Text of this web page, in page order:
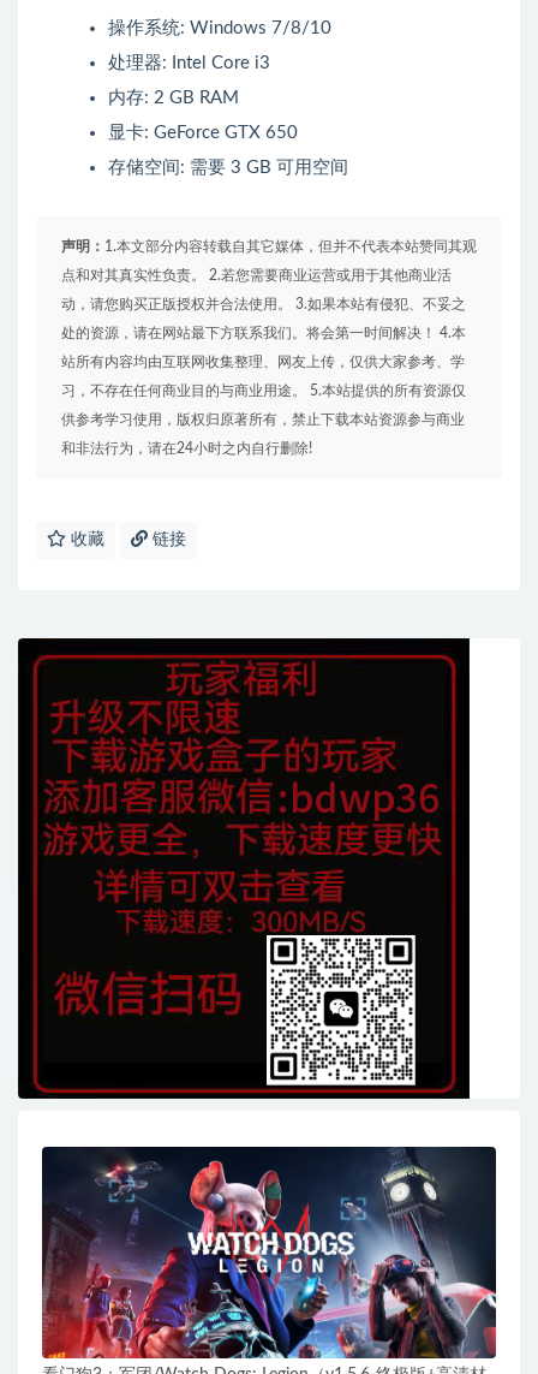
操作系统: Windows 7/8/10
处理器: Intel Core i3
内存: 2 GB RAM
显卡: GeForce GTX 650
存储空间: 需要 3 GB 可用空间
声明： 1.本文部分内容转载自其它媒体，但并不代表本站赞同其观
点和对其真实性负责。 2.若您需要商业运营或用于其他商业活
动，请您购买正版授权并合法使用。 3.如果本站有侵犯、不妥之
处的资源，请在网站最下方联系我们。将会第一时间解决！ 4.本
站所有内容均由互联网收集整理、网友上传，仅供大家参考、学
习，不存在任何商业目的与商业用途。 5.本站提供的所有资源仅
供参考学习使用，版权归原著所有，禁止下载本站资源参与商业
和非法行为，请在24小时之内自行删除!
收藏 链接